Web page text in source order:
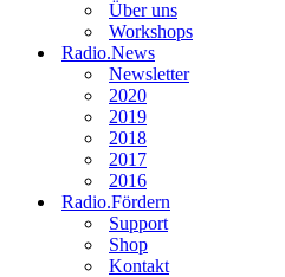
Über uns
Workshops
Radio.News
Newsletter
2020
2019
2018
2017
2016
Radio.Fördern
Support
Shop
Kontakt